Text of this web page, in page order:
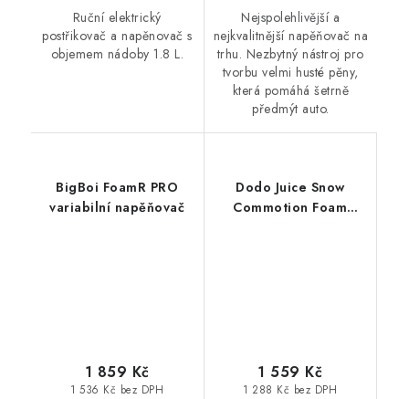
Ruční elektrický
postřikovač a napěnovač s
objemem nádoby 1.8 L.
Nejspolehlivější a
nejkvalitnější napěňovač na
trhu. Nezbytný nástroj pro
tvorbu velmi husté pěny,
která pomáhá šetrně
předmýt auto.
BigBoi FoamR PRO
variabilní napěňovač
1 536 Kč bez DPH
1 859 Kč
Dodo Juice Snow
Commotion Foam
1 288 Kč bez DPH
1 559 Kč